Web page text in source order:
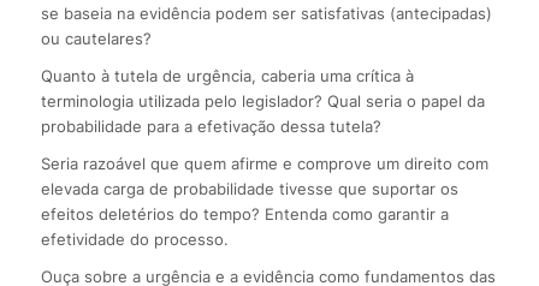
se baseia na evidência podem ser satisfativas (antecipadas)
ou cautelares?
Quanto à tutela de urgência, caberia uma crítica à
terminologia utilizada pelo legislador? Qual seria o papel da
probabilidade para a efetivação dessa tutela?
Seria razoável que quem afirme e comprove um direito com
elevada carga de probabilidade tivesse que suportar os
efeitos deletérios do tempo? Entenda como garantir a
efetividade do processo.
Ouça sobre a urgência e a evidência como fundamentos das